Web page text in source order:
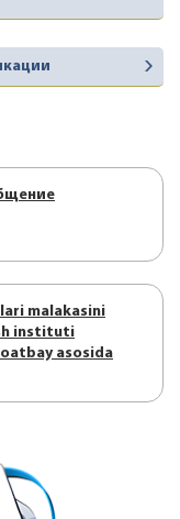
mаlаkаsini
instituti
аsоsidа